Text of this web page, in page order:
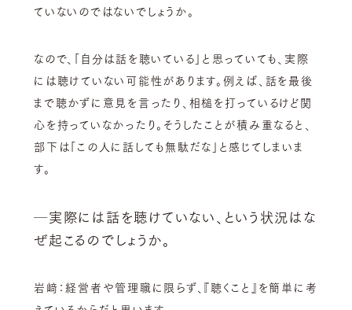
ていないのではないでしょうか。
なので、「自分は話を聴いている」と思っていても、実際
には聴けていない可能性があります。例えば、話を最後
まで聴かずに意見を言ったり、相槌を打っているけど関
心を持っていなかったり。そうしたことが積み重なると、
部下は「この人に話しても無駄だな」と感じてしまいま
す。
─実際には話を聴けていない、という状況はな
ぜ起こるのでしょうか。
岩﨑：経営者や管理職に限らず、『聴くこと』を簡単に考